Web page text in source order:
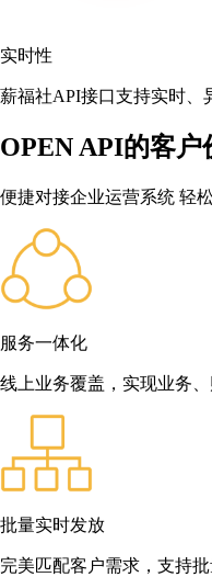
实时性
薪福社API接口支持实时、
OPEN API的客户
便捷对接企业运营系统 轻
服务一体化
线上业务覆盖，实现业务
批量实时发放
完美匹配客户需求，支持